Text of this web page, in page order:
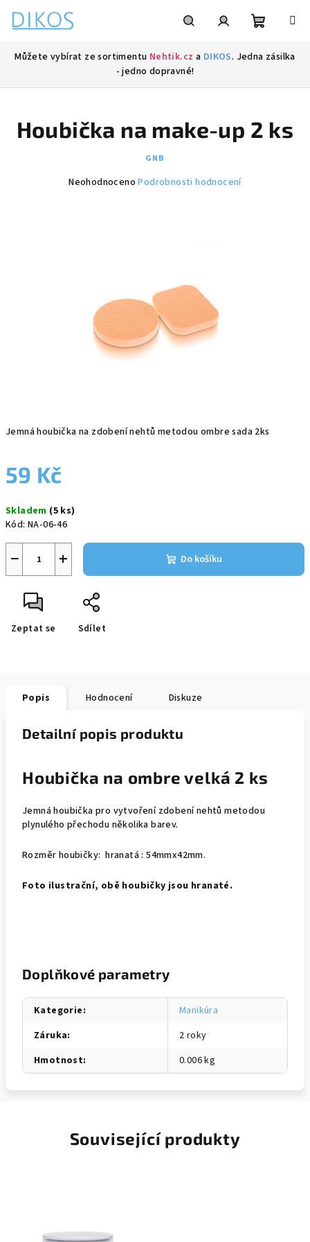
obsah
Můžete vybírat ze sortimentu Nehtik.cz a DIKOS. Jedna zásilka
- jedno dopravné!
Jemná houbička na zdobení nehtů metodou ombre sada 2ks
59 Kč
cena:
Skladem (5 ks)
Kód: NA-06-46
+
− Do košíku
Zeptat se Sdílet
Houbička na make-up 2 ks
GNB
Průměrné
Neohodnoceno Podrobnosti hodnocení
Popis Hodnocení Diskuze
Detailní popis produktu
Houbička na ombre velká 2 ks
Jemná houbička pro vytvoření zdobení nehtů metodou
plynulého přechodu několika barev.
Rozměr houbičky: hranatá : 54mmx42mm.
Foto ilustrační, obě houbičky jsou hranaté.
Doplňkové parametry
Kategorie:
Manikúra
Záruka:
2 roky
Hmotnost: 0.006 kg
Související produkty